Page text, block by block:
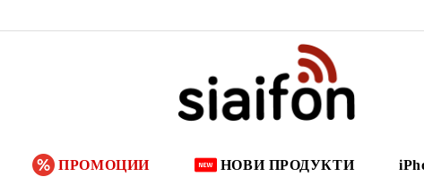
ПРОМОЦИИ НОВИ ПРОДУКТИ